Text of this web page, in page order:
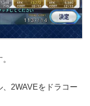
2WAVEをドラコー